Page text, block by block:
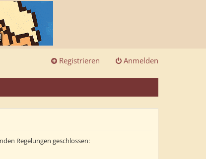
Anmelden
Registrieren
Regelungen geschlossen: